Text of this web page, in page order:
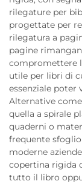
rilegature per
progettate per
rilegatura a
pagine
compromettere
utile per libri di
essenziale poter
Alternative
quella a spirale
quaderni o
frequente
moderne
copertina rigida
tutto il libro